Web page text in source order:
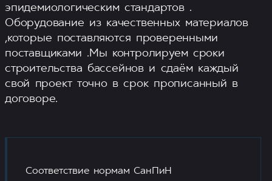
эпидемиологическим стандартов .
Оборудование из качественных материалов
,которые поставляются проверенными
поставщиками .Мы контролируем сроки
строительства бассейнов и сдаём каждый
свой проект точно в срок прописанный в
договоре.
Соответствие нормам СанПиН